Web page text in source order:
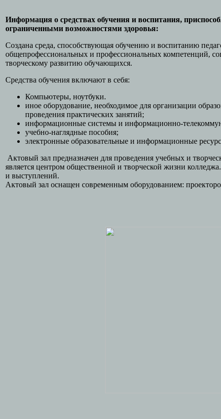
Информация о средствах обучения и воспитания,
ограниченными возможностями здоровья:
Создана среда, способствующая обучению и воспитанию
общепрофессиональных и профессиональных компетенций,
творческому развитию обучающихся.
Средства обучения включают в себя:
Компьютеры, ноутбуки.
иное оборудование, необходимое для организации
проведения практических занятий;
информационные системы и информационно-
учебно-наглядные пособия;
электронные образовательные и информационные
Актовый зал предназначен для проведения учебных и
является центром общественной и творческой жизни
и выступлений.
Актовый зал оснащен современным оборудованием: